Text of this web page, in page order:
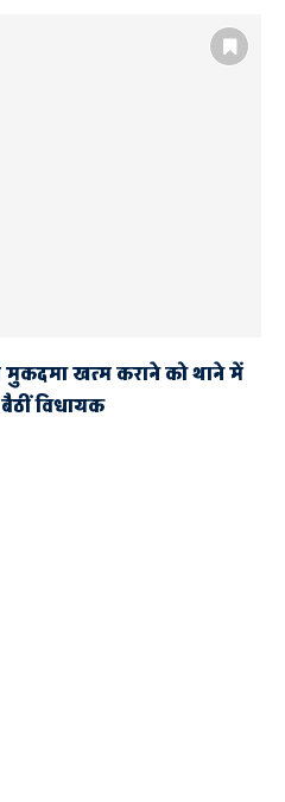
मुकदमा खत्म कराने को थाने में
विधायक